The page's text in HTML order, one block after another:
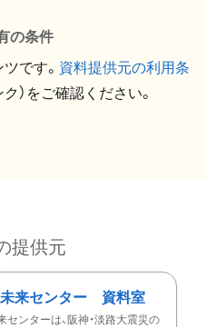
の条件
です。 資料提供元の利用条
）をご確認ください。
提供元
未来センター 資料室
センターは、阪神・淡路大震災の